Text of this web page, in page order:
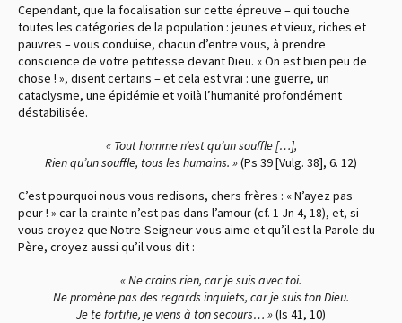
Cependant, que la focalisation sur cette épreuve – qui touche
toutes les catégories de la population : jeunes et vieux, riches et
pauvres – vous conduise, chacun d’entre vous, à prendre
conscience de votre petitesse devant Dieu. « On est bien peu de
chose ! », disent certains – et cela est vrai : une guerre, un
cataclysme, une épidémie et voilà l’humanité profondément
déstabilisée.
« Tout homme n’est qu’un souffle […],
Rien qu’un souffle, tous les humains. »(Ps 39 [Vulg. 38], 6. 12)
C’est pourquoi nous vous redisons, chers frères : « N’ayez pas
peur ! » car la crainte n’est pas dans l’amour(cf. 1 Jn 4, 18), et, si
vous croyez que Notre-Seigneur vous aime et qu’il est la Parole du
Père, croyez aussi qu’il vous dit :
« Ne crains rien, car je suis avec toi.
Ne promène pas des regards inquiets, car je suis ton Dieu.
Je te fortifie, je viens à ton secours… »(Is 41, 10)